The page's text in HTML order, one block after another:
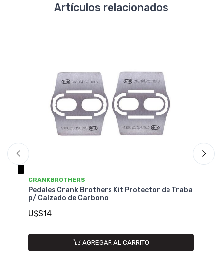
Artículos relacionados
CRANKBROTHERS
Pedales Crank Brothers Kit Protector de Traba
p/ Calzado de Carbono
U$S14
AGREGAR AL CARRITO